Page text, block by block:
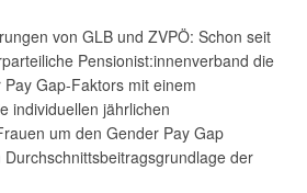
von GLB und ZVPÖ: Schon seit
Pensionist:innenverband die
Gap-Faktors mit einem
individuellen jährlichen
um den Gender Pay Gap
der